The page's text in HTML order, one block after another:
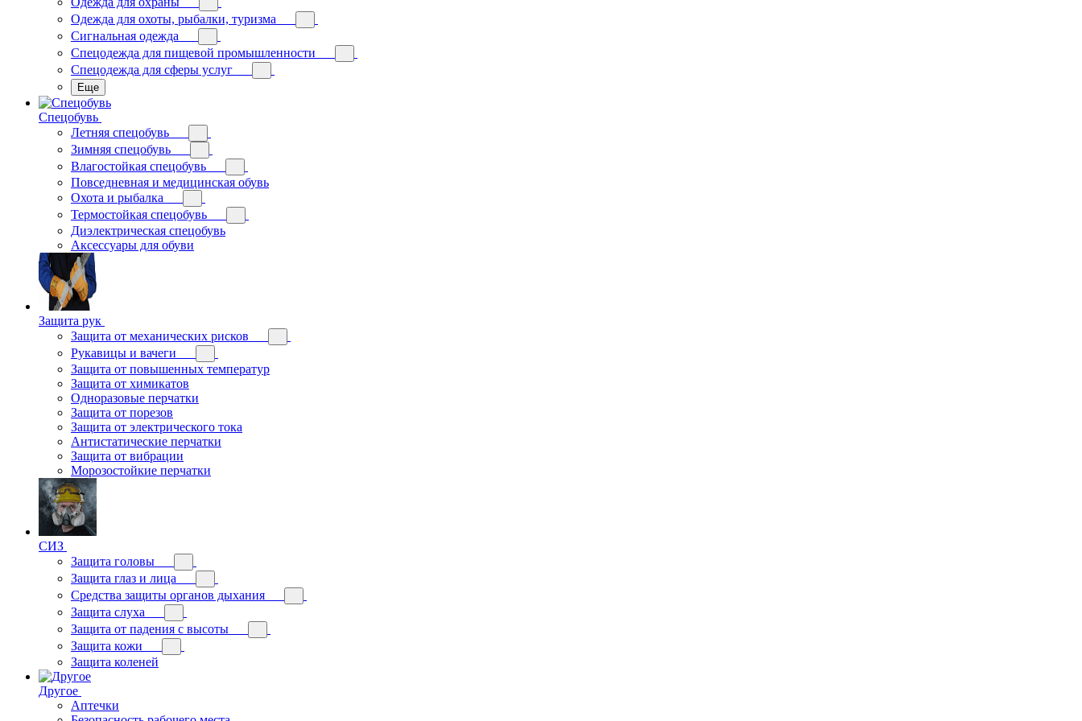
Одежда для охоты, рыбалки, туризма
Сигнальная одежда
Спецодежда для пищевой промышленности
Спецодежда для сферы услуг
Еще
Спецобувь
Летняя спецобувь
Зимняя спецобувь
Влагостойкая спецобувь
Повседневная и медицинская обувь
Охота и рыбалка
Термостойкая спецобувь
Диэлектрическая спецобувь
Аксессуары для обуви
Защита рук
Защита от механических рисков
Рукавицы и вачеги
Защита от повышенных температур
Защита от химикатов
Одноразовые перчатки
Защита от порезов
Защита от электрического тока
Антистатические перчатки
Защита от вибрации
Морозостойкие перчатки
СИЗ
Защита головы
Защита глаз и лица
Средства защиты органов дыхания
Защита слуха
Защита от падения с высоты
Защита кожи
Защита коленей
Другое
Аптечки